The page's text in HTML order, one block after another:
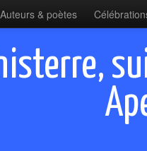
Auteurs & poètes